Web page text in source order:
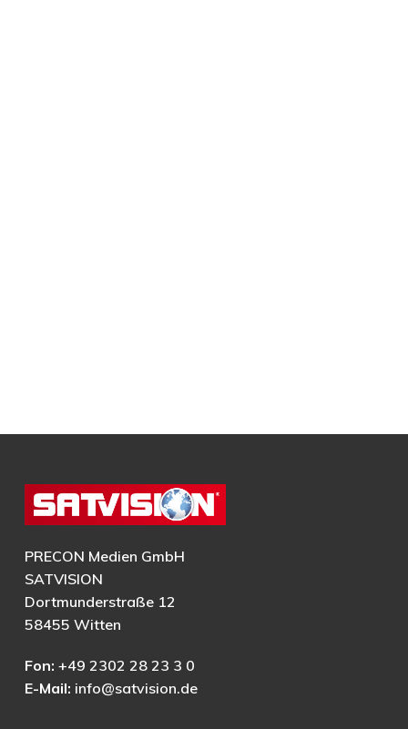
PRECON Medien GmbH
SATVISION
Dortmunderstraße 12
58455 Witten
Fon: +49 2302 28 23 3 0
E-Mail: info@satvision.de